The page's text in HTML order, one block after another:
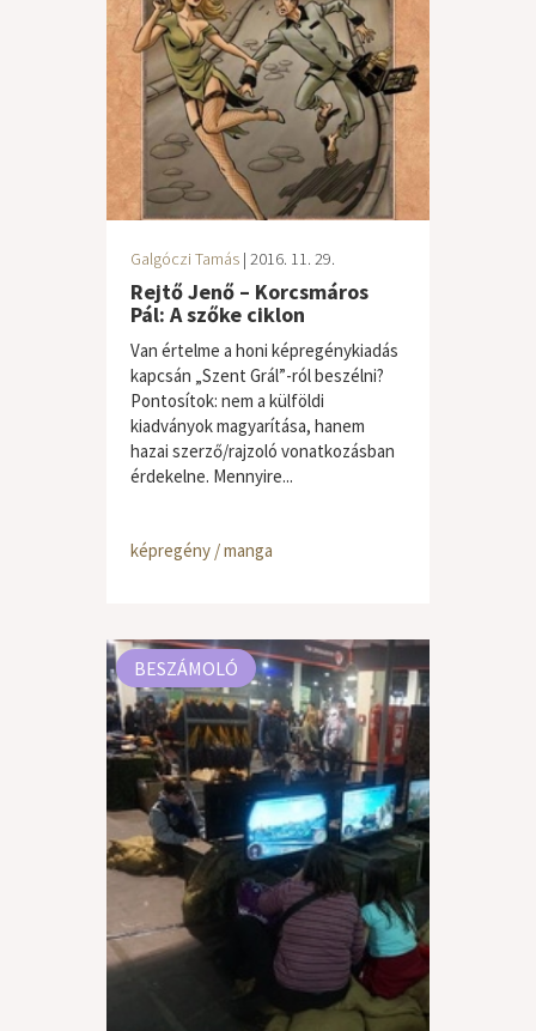
Galgóczi Tamás | 2016. 11. 29.
Rejtő Jenő – Korcsmáros
Pál: A szőke ciklon
Van értelme a honi képregénykiadás
kapcsán „Szent Grál”-ról beszélni?
Pontosítok: nem a külföldi
kiadványok magyarítása, hanem
hazai szerző/rajzoló vonatkozásban
érdekelne. Mennyire...
képregény / manga
BESZÁMOLÓ